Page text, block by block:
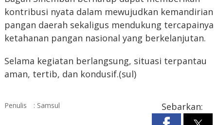
kontribusi nyata dalam mewujudkan kemandirian
pangan daerah sekaligus mendukung tercapainya
ketahanan pangan nasional yang berkelanjutan.
Selama kegiatan berlangsung, situasi terpantau
aman, tertib, dan kondusif.(sul)
Penulis : Samsul Sebarkan: